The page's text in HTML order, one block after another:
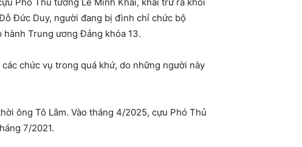
Phó Thủ tướng Lê Minh Khái, khai trừ ra khỏi
Đức Duy, người đang bị đình chỉ chức bộ
Trung ương Đảng khóa 13.
chức vụ trong quá khứ, do những người này
ông Tô Lâm. Vào tháng 4/2025, cựu Phó Thủ
7/2021.